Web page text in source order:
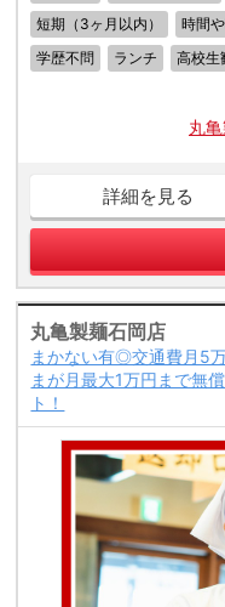
短期（3ヶ月以内）
時間
学歴不問
ランチ 高校生
丸
詳細を見る
丸亀製麺石岡店
まかない有◎交通費月5
まが月最大1万円まで無
ト！